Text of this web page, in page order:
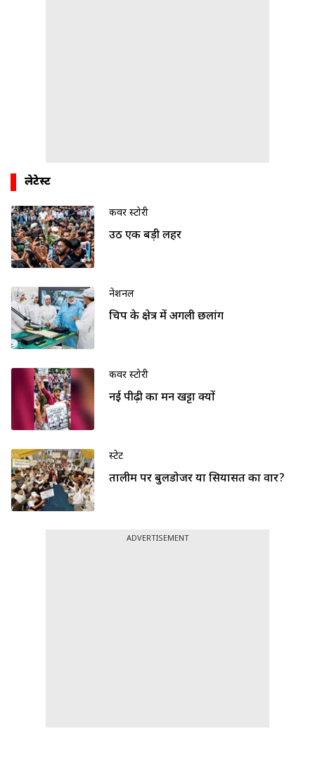
लेटेस्ट
कवर स्टोरी
उठी एक बड़ी लहर
नेशनल
चिप के क्षेत्र में अगली छलांग
कवर स्टोरी
नई पीढ़ी का मन खट्टा क्यों
स्टेट
तालीम पर बुलडोजर या सियासत का वार?
ADVERTISEMENT